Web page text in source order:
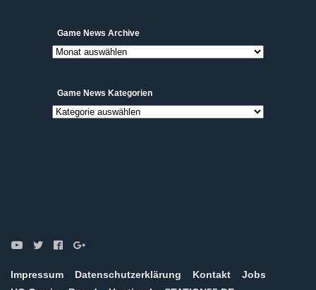
Game News ArchiveGame
News
Archive
Game News Kategorien
Game
Impressum Datenschutzerklärung Kontakt
Jobs